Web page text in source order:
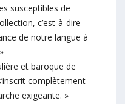
susceptibles de
c’est-à-dire
de notre langue à
et baroque de
complètement
exigeante. »